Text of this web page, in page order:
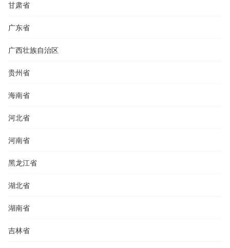
甘肃省
广东省
广西壮族自治区
贵州省
海南省
河北省
河南省
黑龙江省
湖北省
湖南省
吉林省